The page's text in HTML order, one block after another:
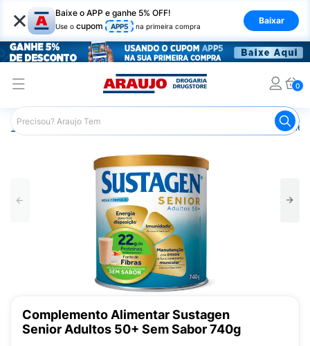
× Baixe o APP e ganhe 5% OFF!
Use o cupom APP5 na primeira compra
Baixar
0
Araujo Saúde e Bem Estar
Complemento Alimentar Sustagen
Senior Adultos 50+ Sem Sabor 740g